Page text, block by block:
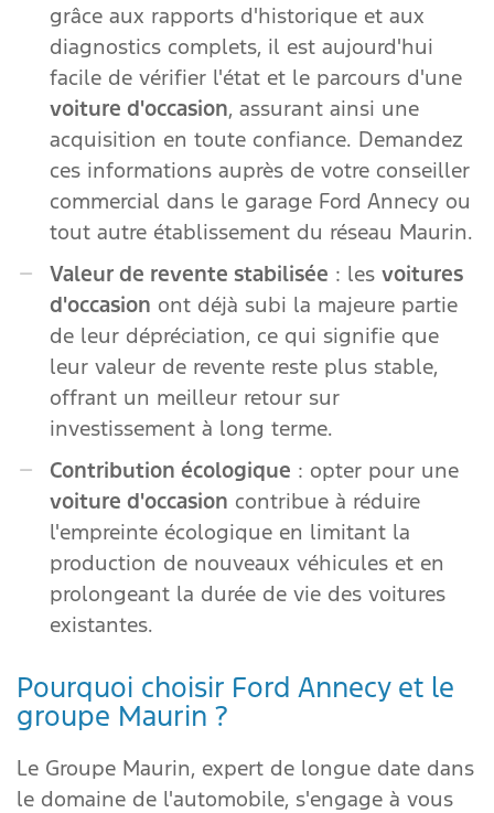
grâce aux rapports d'historique et aux
diagnostics complets, il est aujourd'hui
facile de vérifier l'état et le parcours d'une
voiture d'occasion, assurant ainsi une
acquisition en toute confiance. Demandez
ces informations auprès de votre conseiller
commercial dans le garage Ford Annecy ou
tout autre établissement du réseau Maurin.
Valeur de revente stabilisée : les voitures
d'occasion ont déjà subi la majeure partie
de leur dépréciation, ce qui signifie que
leur valeur de revente reste plus stable,
offrant un meilleur retour sur
investissement à long terme.
Contribution écologique : opter pour une
voiture d'occasion contribue à réduire
l'empreinte écologique en limitant la
production de nouveaux véhicules et en
prolongeant la durée de vie des voitures
existantes.
Pourquoi choisir Ford Annecy et le
groupe Maurin ?
Le Groupe Maurin, expert de longue date dans
le domaine de l'automobile, s'engage à vous